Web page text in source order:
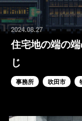
2024.08.27
住宅地の端の
じ
事務所 吹田市